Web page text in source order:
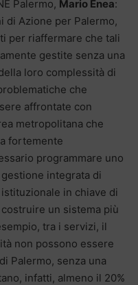
Palermo, Mario Enea:
di Azione per Palermo,
per riaffermare che tali
gestite senza una
loro complessità di
che
affrontate con
metropolitana che
fortemente
programmare uno
integrata di
in chiave di
un sistema più
tra i servizi, il
non possono essere
Palermo, senza una
infatti, almeno il 20%